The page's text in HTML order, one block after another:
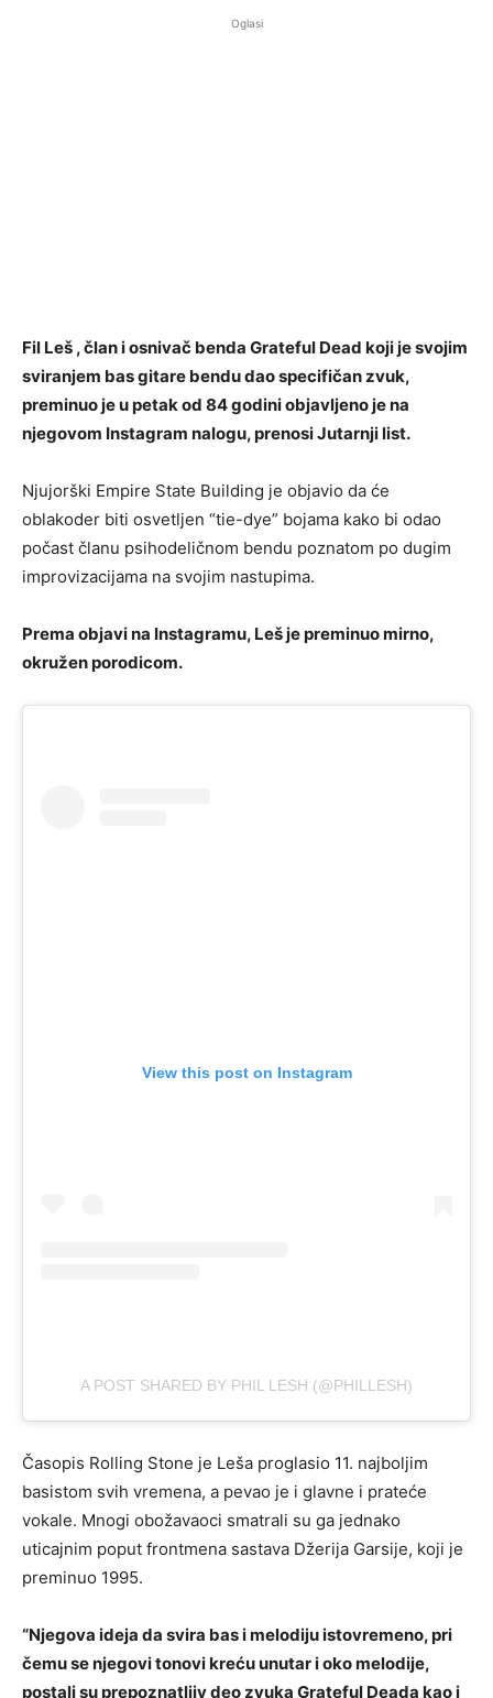
Oglasi
Fil Leš , član i osnivač benda Grateful Dead koji je svojim
sviranjem bas gitare bendu dao specifičan zvuk,
preminuo je u petak od 84 godini objavljeno je na
njegovom Instagram nalogu, prenosi Jutarnji list.
Njujorški Empire State Building je objavio da će
oblakoder biti osvetljen “tie-dye” bojama kako bi odao
počast članu psihodeličnom bendu poznatom po dugim
improvizacijama na svojim nastupima.
Prema objavi na Instagramu, Leš je preminuo mirno,
okružen porodicom.
View this post on Instagram
A POST SHARED BY PHIL LESH (@PHILLESH)
Časopis Rolling Stone je Leša proglasio 11. najboljim
basistom svih vremena, a pevao je i glavne i prateće
vokale. Mnogi obožavaoci smatrali su ga jednako
uticajnim poput frontmena sastava Džerija Garsije, koji je
preminuo 1995.
“Njegova ideja da svira bas i melodiju istovremeno, pri
čemu se njegovi tonovi kreću unutar i oko melodije,
postali su prepoznatljiv deo zvuka Grateful Deada kao i